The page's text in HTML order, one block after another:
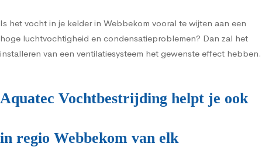
Is het vocht in je kelder in Webbekom vooral te wijten aan een
hoge luchtvochtigheid en condensatieproblemen? Dan zal het
installeren van een ventilatiesysteem het gewenste effect hebben.
Aquatec Vochtbestrijding helpt je ook
in regio Webbekom van elk